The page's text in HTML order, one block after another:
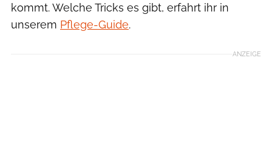
kommt. Welche Tricks es gibt, erfahrt ihr in
unserem Pflege-Guide.
ANZEIGE